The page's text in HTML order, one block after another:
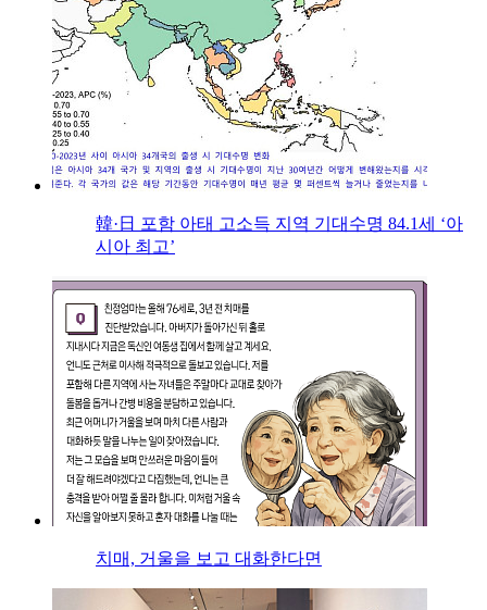
韓·日 포함 아태 고소득 지역 기대수명 84.1세 ‘아
시아 최고’
치매, 거울을 보고 대화한다면